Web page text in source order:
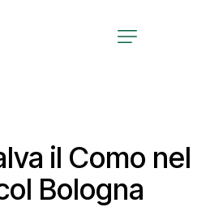
il Como nel
Bologna